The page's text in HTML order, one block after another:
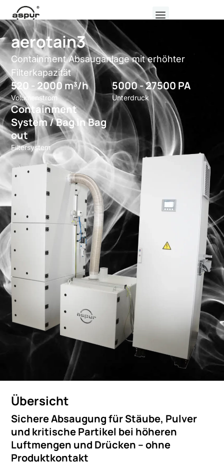
aerotain3
Containment Absauganlage mit erhöhter
Filterkapazität
520 - 2000 m³/h
Volumenstrom
5000 - 27500 PA
Unterdruck
Containment
System / Bag in Bag
out
Filtersystem
Übersicht
Sichere Absaugung für Stäube, Pulver
und kritische Partikel bei höheren
Luftmengen und Drücken – ohne
Produktkontakt